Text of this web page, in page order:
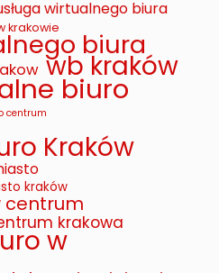
wirtualnego biura
krakowie biura
wb kraków
biuro
centrum
Kraków
kraków
centrum
krakowa
w